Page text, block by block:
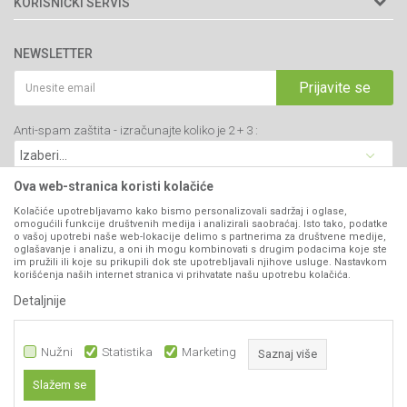
34000 Kragujevac, Srbija
webshop@agromarket.rs
PIB: 102135221
Matični broj: 07593252
Prodavnice
Brendovi
Katalozi
Blog
Najčešća pitanja
Politika privatnosti
Kako kupiti
Isporuka
Click & Collect
Načini plaćanja
Plaćanje karticama
Web kredit Raiffeisen banke
Pravo na odustajanje
Reklamacije
Zamena artikala
NEWSLETTER
Prijavite se
Anti-spam zaštita - izračunajte koliko je 2 + 3 :
VIBER I SMS NEWSLETTER
Prijavite se
PRATITE NAS
Ova web-stranica koristi kolačiće
Kolačiće upotrebljavamo kako bismo personalizovali sadržaj i oglase,
omogućili funkcije društvenih medija i analizirali saobraćaj. Isto tako, podatke
o vašoj upotrebi naše web-lokacije delimo s partnerima za društvene medije,
oglašavanje i analizu, a oni ih mogu kombinovati s drugim podacima koje ste
im pružili ili koje su prikupili dok ste upotrebljavali njihove usluge. Nastavkom
korišćenja naših internet stranica vi prihvatate našu upotrebu kolačića.
Detaljnije
Nužni Statistika Marketing Saznaj više
Slažem se